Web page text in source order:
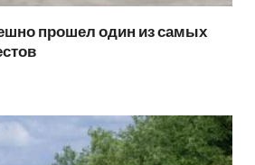
прошел один из самых